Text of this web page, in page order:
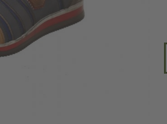
Sandaletten